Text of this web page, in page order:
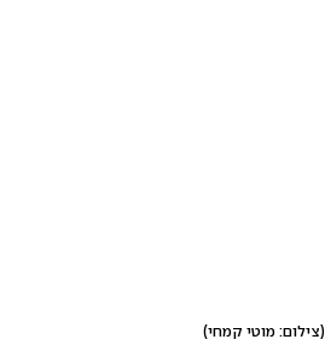
(צילום: מוטי קמחי)